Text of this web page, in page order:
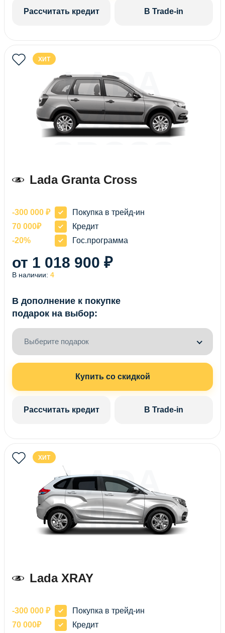
Рассчитать кредит В Trade-in
ХИТ
LADA
GRANTA
Lada Granta Cross
-300 000 ₽
Покупка в трейд-ин
70 000₽
Кредит
-20%
Гос.программа
от 1 018 900 ₽
В наличии: 4
В дополнение к покупке
подарок на выбор:
Выберите подарок
Купить со скидкой
Рассчитать кредит В Trade-in
ХИТ
LADA
XRAY
Lada XRAY
-300 000 ₽
Покупка в трейд-ин
70 000₽
Кредит